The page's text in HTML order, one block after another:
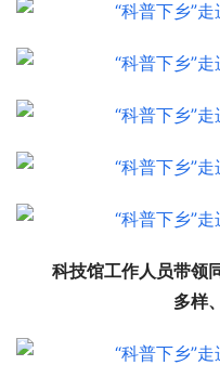
科技馆工作人员带领
多样